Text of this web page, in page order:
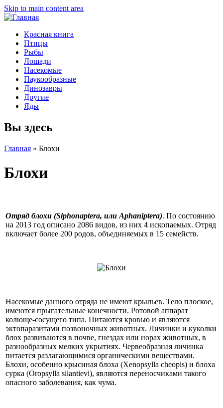
Skip to main content area
Красная книга
Птицы
Рыбы
Лошади
Насекомые
Паукообразные
Динозавры
Другие
Яды
Вы здесь
Главная » Блохи
Блохи
Отряд блохи (Siphonaptera, или Aphaniptera). По состоянию
на 2013 год описано 2086 видов, из них 4 ископаемых. Отряд
включает более 200 родов, объединяемых в 15 семейств.
Насекомые данного отряда не имеют крыльев. Тело плоское,
имеются прыгательные конечности. Ротовой аппарат
колюще-сосущего типа. Питаются кровью и являются
эктопаразитами позвоночных животных. Личинки и куколки
блох развиваются в почве, гнездах или норах животных, в
разнообразных мелких укрытиях. Червеобразная личинка
питается разлагающимися органическими веществами.
Блохи, особенно крысиная блоха (Xenopsylla cheopis) и блоха
сурка (Oropsylla silantievi), являются переносчиками такого
опасного заболевания, как чума.